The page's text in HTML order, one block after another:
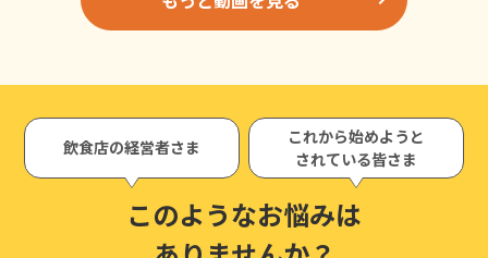
飲食店の経営者さま
これから始めようと
されている皆さま
このようなお悩みは